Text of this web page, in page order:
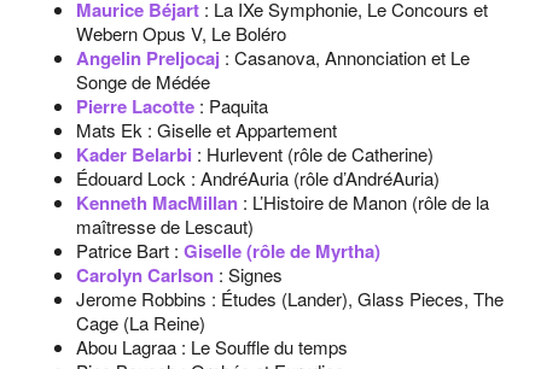
Maurice Béjart : La IXe Symphonie, Le Concours et
Webern Opus V, Le Boléro
Angelin Preljocaj : Casanova, Annonciation et Le
Songe de Médée
Pierre Lacotte : Paquita
Mats Ek : Giselle et Appartement
Kader Belarbi : Hurlevent (rôle de Catherine)
Édouard Lock : AndréAuria (rôle d’AndréAuria)
Kenneth MacMillan : L’Histoire de Manon (rôle de la
maîtresse de Lescaut)
Patrice Bart : Giselle (rôle de Myrtha)
Carolyn Carlson : Signes
Jerome Robbins : Études (Lander), Glass Pieces, The
Cage (La Reine)
Abou Lagraa : Le Souffle du temps